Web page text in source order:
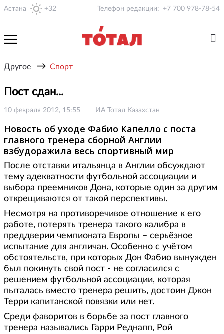
Астана +32 Телефон редакции: +7 700 978-78-54
Другое → Спорт
Пост сдан...
10 февраля 2012, 15:55 ИА Тотал Казахстан
Новость об уходе Фабио Капелло с поста
главного тренера сборной Англии
взбудоражила весь спортивный мир
После отставки итальянца в Англии обсуждают
тему адекватности футбольной ассоциации и
выбора преемников Дона, которые один за другим
открещиваются от такой перспективы.
Несмотря на противоречивое отношение к его
работе, потерять тренера такого калибра в
преддверии чемпионата Европы – серьёзное
испытание для англичан. Особенно с учётом
обстоятельств, при которых Дон Фабио вынужден
был покинуть свой пост - не согласился с
решением футбольной ассоциации, которая
пыталась вместо тренера решить, достоин Джон
Терри капитанской повязки или нет.
Среди фаворитов в борьбе за пост главного
тренера назывались Гарри Реднапп, Рой